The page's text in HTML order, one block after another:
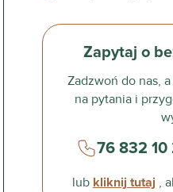
Zapytaj o
Zadzwoń do nas,
na pytania i
76 832 10
lub kliknij tutaj ,